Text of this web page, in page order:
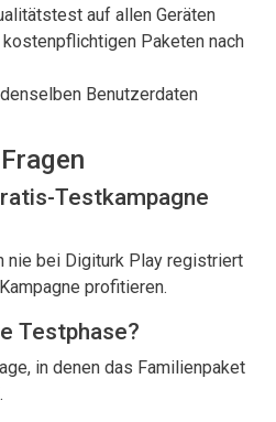
auf allen Geräten
Paketen nach
Benutzerdaten
Testkampagne
nie bei Digiturk Play registriert
profitieren.
Testphase?
in denen das Familienpaket